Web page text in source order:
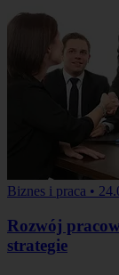
Biznes i praca •
Rozwój
strategie